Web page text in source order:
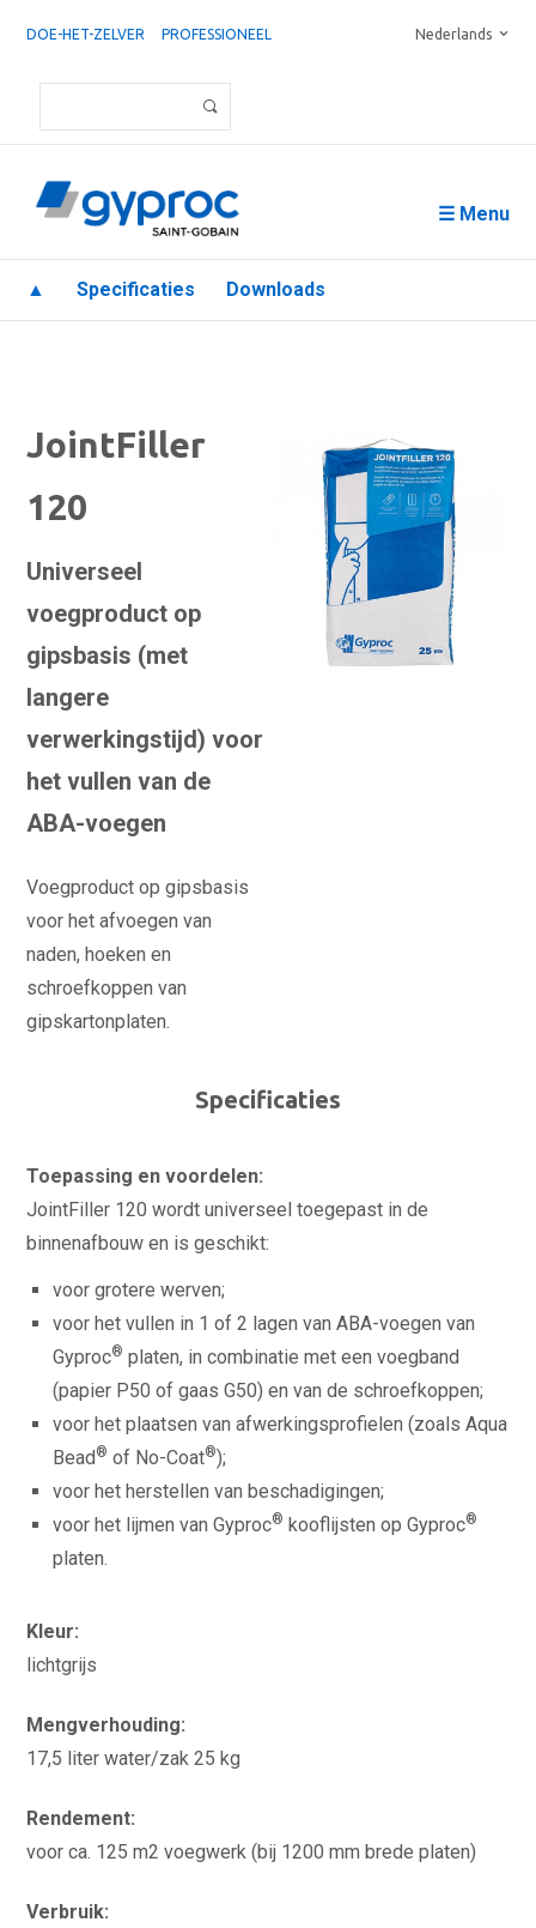
DOE-HET-ZELVER PROFESSIONEEL Nederlands
☰ Menu
▲ Specificaties Downloads
JointFiller
120
Universeel
voegproduct op
gipsbasis (met
langere
verwerkingstijd) voor
het vullen van de
ABA-voegen
Voegproduct op gipsbasis
voor het afvoegen van
naden, hoeken en
schroefkoppen van
gipskartonplaten.
Specificaties
Toepassing en voordelen:
JointFiller 120 wordt universeel toegepast in de
binnenafbouw en is geschikt:
voor grotere werven;
voor het vullen in 1 of 2 lagen van ABA-voegen van
Gyproc® platen, in combinatie met een voegband
(papier P50 of gaas G50) en van de schroefkoppen;
voor het plaatsen van afwerkingsprofielen (zoals Aqua
Bead® of No-Coat®);
voor het herstellen van beschadigingen;
voor het lijmen van Gyproc® kooflijsten op Gyproc®
platen.
Kleur:
lichtgrijs
Mengverhouding:
17,5 liter water/zak 25 kg
Rendement:
voor ca. 125 m2 voegwerk (bij 1200 mm brede platen)
Verbruik: